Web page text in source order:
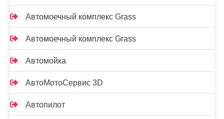
Автомоечный комплекс Grass
Автомоечный комплекс Grass
Автомойка
АвтоМотоСервис 3D
Автопилот